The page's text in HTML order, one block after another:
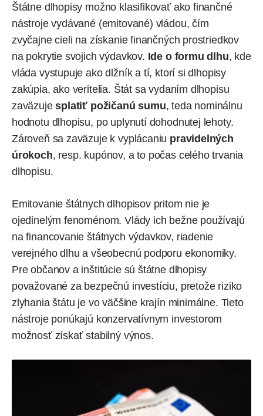
Štátne dlhopisy možno klasifikovať ako finančné
nástroje vydávané (emitované) vládou, čím
zvyčajne cieli na získanie finančných prostriedkov
na pokrytie svojich výdavkov. Ide o formu dlhu, kde
vláda vystupuje ako dlžník a tí, ktorí si dlhopisy
zakúpia, ako veritelia. Štát sa vydaním dlhopisu
zaväzujesplatiť požičanú sumu, teda nominálnu
hodnotu dlhopisu, po uplynutí dohodnutej lehoty.
Zároveň sa zaväzuje k vyplácaniu pravidelných
úrokoch, resp. kupónov, a to počas celého trvania
dlhopisu.
Emitovanie štátnych dlhopisov pritom nie je
ojedinelým fenoménom. Vlády ich bežne používajú
na financovanie štátnych výdavkov, riadenie
verejného dlhu a všeobecnú podporu ekonomiky.
Pre občanov a inštitúcie sú štátne dlhopisy
považované za bezpečnú investíciu, pretože riziko
zlyhania štátu je vo väčšine krajín minimálne. Tieto
nástroje ponúkajú konzervatívnym investorom
možnosť získať stabilný výnos.